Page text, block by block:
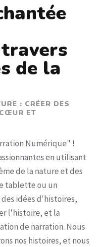
de la
: CRÉER DES
ET
Numérique" !
en utilisant
de la nature et des
tablette ou un
idées d'histoires,
l'histoire, et la
de narration. Nous
nos histoires, et nous